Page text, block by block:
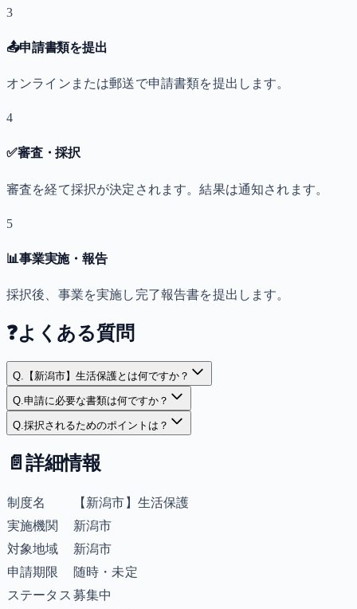
3
📤申請書類を提出
オンラインまたは郵送で申請書類を提出します。
4
✅審査・採択
審査を経て採択が決定されます。結果は通知されます。
5
📊事業実施・報告
採択後、事業を実施し完了報告書を提出します。
❓よくある質問
Q. 【新潟市】生活保護とは何ですか？
Q.申請に必要な書類は何ですか？
Q.採択されるためのポイントは？
📄 詳細情報
制度名
【新潟市】生活保護
実施機関
新潟市
対象地域
新潟市
申請期限
随時・未定
ステータス 募集中